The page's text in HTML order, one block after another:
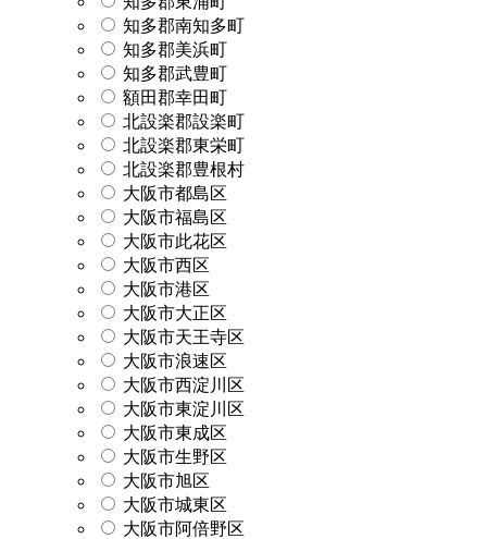
知多郡南知多町
知多郡美浜町
知多郡武豊町
額田郡幸田町
北設楽郡設楽町
北設楽郡東栄町
北設楽郡豊根村
大阪市都島区
大阪市福島区
大阪市此花区
大阪市西区
大阪市港区
大阪市大正区
大阪市天王寺区
大阪市浪速区
大阪市西淀川区
大阪市東淀川区
大阪市東成区
大阪市生野区
大阪市旭区
大阪市城東区
大阪市阿倍野区